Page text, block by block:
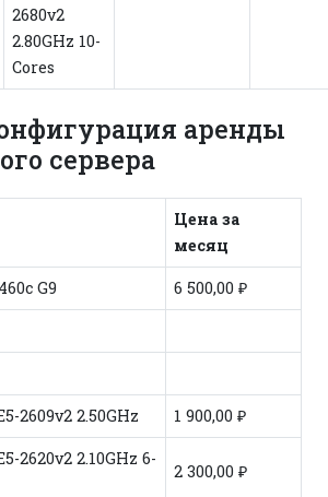
2680v2
2.80GHz 10-
Cores
аренды
сервера
Цена за
месяц
G9 6 500,00 ₽
2609v2 2.50GHz 1 900,00 ₽
2620v2 2.10GHz 6-
2 300,00 ₽